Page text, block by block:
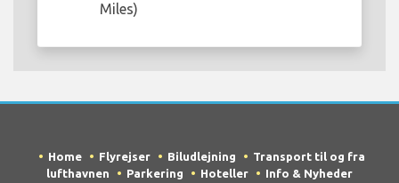
Miles)
Home Flyrejser Biludlejning
Transport til og fra
lufthavnen
Parkering Hoteller
Info & Nyheder